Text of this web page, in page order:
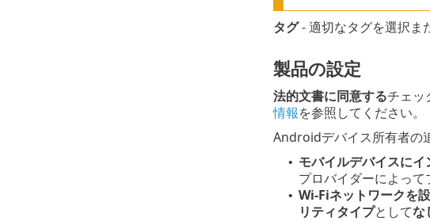
タグ- 適切なタグを選択ま
製品の設定
法的文書に同意するチェッ
情報を参照してください。
Androidデバイス所有者の
• モバイルデバイスに
プロバイダーによって
• Wi-Fiネットワークを
リティタイプとしてな